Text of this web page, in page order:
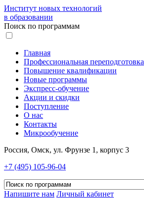
Институт новых технологий
в образовании
Поиск по программам
Главная
Профессиональная переподготовка
Повышение квалификации
Новые программы
Экспресс-обучение
Акции и скидки
Поступление
О нас
Контакты
Микрообучение
Россия, Омск, ул. Фрунзе 1, корпус 3
+7 (495) 105-96-04
Напишите нам Личный кабинет